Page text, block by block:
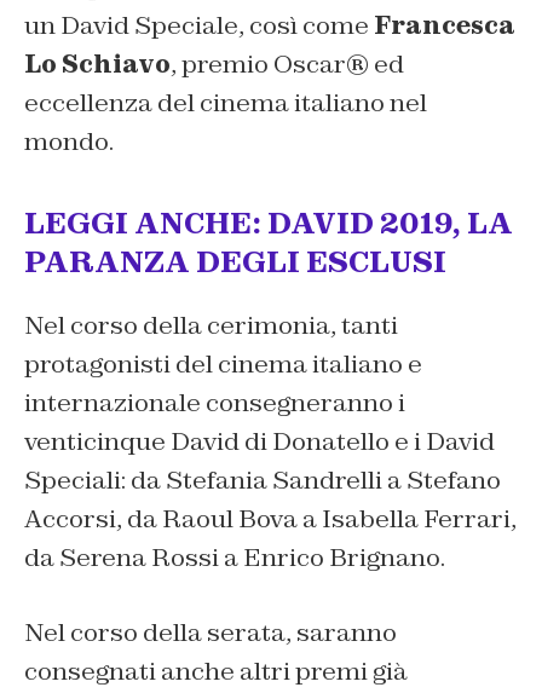
un David Speciale, così come Francesca
Lo Schiavo, premio Oscar® ed
eccellenza del cinema italiano nel
mondo.
LEGGI ANCHE: DAVID 2019, LA
PARANZA DEGLI ESCLUSI
Nel corso della cerimonia, tanti
protagonisti del cinema italiano e
internazionale consegneranno i
venticinque David di Donatello e i David
Speciali: da Stefania Sandrelli a Stefano
Accorsi, da Raoul Bova a Isabella Ferrari,
da Serena Rossi a Enrico Brignano.
Nel corso della serata, saranno
consegnati anche altri premi già